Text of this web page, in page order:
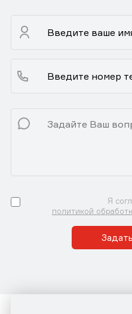
Я
политикой